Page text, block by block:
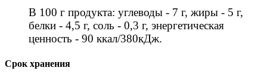
В 100 г продукта: углеводы - 7 г, жиры - 5 г,
белки - 4,5 г, соль - 0,3 г, энергетическая
ценность - 90 ккал/380кДж.
Срок хранения